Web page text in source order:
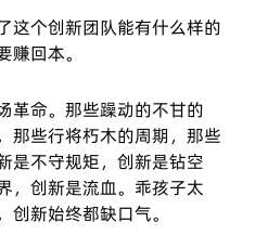
这个创新团队能有什么样的
回本。
革命。那些躁动的不甘的
那些行将朽木的周期，那些
是不守规矩，创新是钻空
，创新是流血。乖孩子太
创新始终都缺口气。